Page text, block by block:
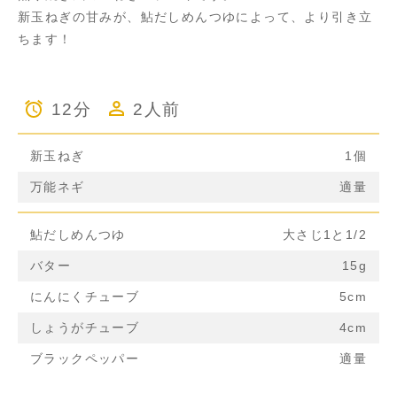
新玉ねぎの甘みが、鮎だしめんつゆによって、より引き立
ちます！
12分 2人前
新玉ねぎ 1個
万能ネギ 適量
鮎だしめんつゆ 大さじ1と1/2
バター 15g
にんにくチューブ 5cm
しょうがチューブ 4cm
ブラックペッパー 適量